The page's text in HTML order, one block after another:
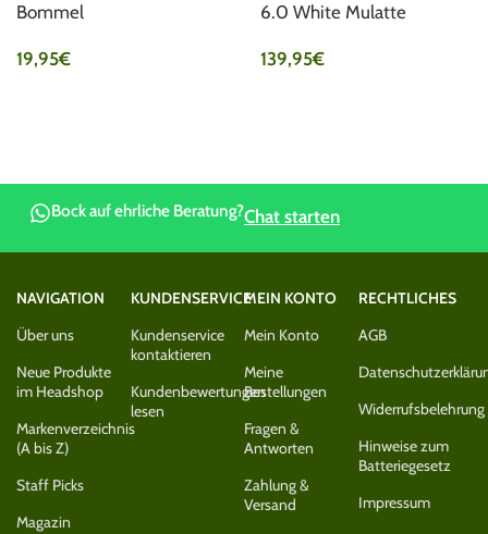
Bommel
19,95€
6.0 White Mulatte
139,95€
Bock auf ehrliche Beratung?Chat starten
NAVIGATION
Über uns
Neue Produkte
im Headshop
Markenverzeichnis
(A bis Z)
Staff Picks
Magazin
KUNDENSERVICE
Kundenservice
kontaktieren
Kundenbewertungen
lesen
MEIN KONTO
Mein Konto
Meine
Bestellungen
Fragen &
Antworten
Zahlung &
Versand
RECHTLICHES
AGB
Widerrufsbelehrung
Hinweise zum
Batteriegesetz
Impressum